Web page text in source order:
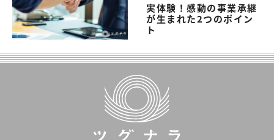
実体験！感動の事業承継
が生まれた2つのポイン
ト